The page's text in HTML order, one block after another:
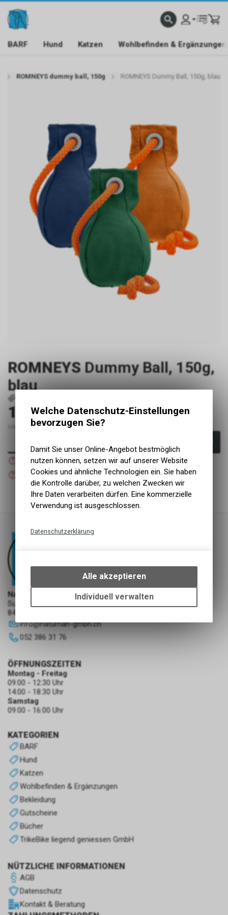
BARF Hund Katzen Wohlbefinden & Ergänzungen
ROMNEYS dummy ball, 150g ROMNEYS Dummy Ball, 150g, blau
ROMNEYS Dummy Ball, 150g,
blau
10.00CHF
inkl. MwSt., zzgl. Versandkosten
Nicht verfügbar
Versand
Nicht verfügbar
Abholung NaturNah GmbH
NaturNah GmbH
Sunnehofstrasse 7
8493 Saland
info@naturnah-gmbh.ch
052 386 31 76
KATEGORIEN
BARF
Hund
Katzen
Wohlbefinden & Ergänzungen
Bekleidung
Gutscheine
Bücher
TrikeBike liegend geniessen GmbH
NÜTZLICHE INFORMATIONEN
AGB
Datenschutz
Kontakt & Beratung
ÖFFNUNGSZEITEN
Montag - Freitag
09:00 - 12:30 Uhr
14:00 - 18:30 Uhr
Samstag
09:00 - 16:00 Uhr
Welche Datenschutz-Einstellungen
bevorzugen Sie?
Damit Sie unser Online-Angebot bestmöglich
nutzen können, setzen wir auf unserer Website
Cookies und ähnliche Technologien ein. Sie haben
die Kontrolle darüber, zu welchen Zwecken wir
Ihre Daten verarbeiten dürfen. Eine kommerzielle
Verwendung ist ausgeschlossen.
Datenschutzerklärung
bestimmte Interaktionen und
Einstellungen auf Ihrem Gerät,
um die grundlegenden
Funktionen unseres Online-
des Warenkorbs, zu
Alle akzeptieren
Individuell verwalten